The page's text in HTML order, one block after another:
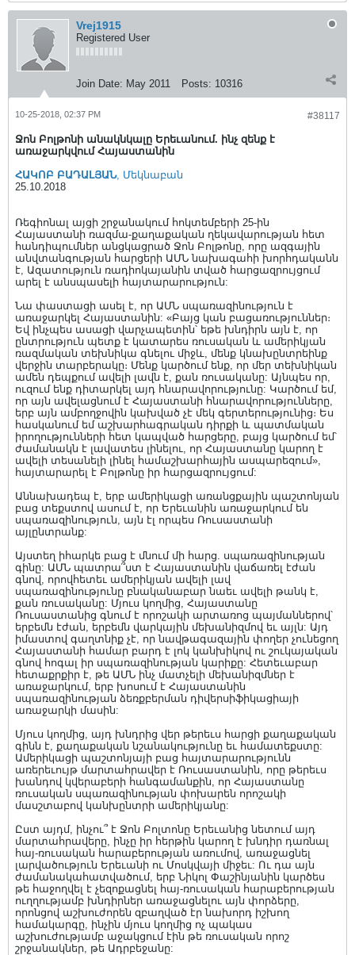
Vrej1915
Registered User
Join Date: May 2011 Posts: 10316
#38117
10-25-2018, 02:37 PM
Ջոն Բոլթոնի անակնկալը Երեւանում. ինչ զենք է
առաջարկվում Հայաստանին
ՀԱԿՈԲ ԲԱԴԱԼՅԱՆ, Մեկնաբան
25.10.2018
Ռեգիոնալ այցի շրջանակում հոկտեմբերի 25-ին
Հայաստանի ռազմա-քաղաքական ղեկավարության հետ
հանդիպումներ անցկացրած Ջոն Բոլթոնը, որը ազգային
անվտանգության հարցերի ԱՄՆ նախագահի խորհդականն
է, Ազատություն ռադիոկայանին տված հարցազրույցում
արել է անսպասելի հայտարարություն:
Նա փաստացի ասել է, որ ԱՄՆ սպառազինություն է
առաջարկել Հայաստանին: «Բայց կան բացառություններ։
Եվ ինչպես ասացի վարչապետին՝ եթե խնդիրն այն է, որ
ընտրություն պետք է կատարես ռուսական և ամերիկյան
ռազմական տեխնիկա գնելու միջև, մենք կնախընտրեինք
վերջին տարբերակը։ Մենք կարծում ենք, որ մեր տեխնիկան
ամեն դեպքում ավելի լավն է, քան ռուսականը: Այնպես որ,
ուզում ենք դիտարկել այդ հնարավորությունը: Կարծում եմ,
որ այն ավելացնում է Հայաստանի հնարավորությունները,
երբ այն ամբողջովին կախված չէ մեկ գերտերությունից։ Ես
հասկանում եմ աշխարհագրական դիրքի և պատմական
իրողությունների հետ կապված հարցերը, բայց կարծում եմ՝
ժամանակն է լավատես լինելու, որ Հայաստանը կարող է
ավելի տեսանելի լինել համաշխարհային ասպարեզում»,
հայտարարել է Բոլթոնը իր հարցազրույցում:
Աննախադեպ է, երբ ամերիկացի առանցքային պաշտոնյան
բաց տեքստով ասում է, որ Երեւանին առաջարկում են
սպառազինություն, այն էլ որպես Ռուսաստանի
այլընտրանք:
Այստեղ իհարկե բաց է մնում մի հարց. սպառազինության
գինը: ԱՄՆ պատրա՞ստ է Հայաստանին վաճառել էժան
գնով, որովհետեւ ամերիկյան ավելի լավ
սպառազինությունը բնականաբար նաեւ ավելի թանկ է,
քան ռուսականը: Մյուս կողմից, Հայաստանը
Ռուսաստանից գնում է որոշակի արտառոց պայմաններով՝
երբեմն էժան, երբեմն վարկային մեխանիզմով եւ այլն: Այդ
իմաստով գաղտնիք չէ, որ նավթագազային փողեր չունեցող
Հայաստանի համար բարդ է լոկ կանխիկով ու շուկայական
գնով հոգալ իր սպառազինության կարիքը: Հետեւաբար
հետաքրքիր է, թե ԱՄՆ ինչ մատչելի մեխանիզմներ է
առաջարկում, երբ խոսում է Հայաստանին
սպառազինության ձեռքբերման դիվերսիֆիկացիայի
առաջարկի մասին:
Մյուս կողմից, այդ խնդրից վեր թերեւս հարցի քաղաքական
գինն է, քաղաքական նշանակությունը եւ համատեքստը:
Ամերիկացի պաշտոնյայի բաց հայտարարությունն
առերեւույթ մարտահրավեր է Ռուսաստանին, որը թերեւս
խանդով կվերաբերի հանգամանքին, որ Հայաստանը
ռուսական սպառազինության փոխարեն որոշակի
մասշտաբով կանխընտրի ամերիկյանը:
Ըստ այդմ, ինչու՞ է Ջոն Բոլտոնը Երեւանից նետում այդ
մարտահրավերը, ինչը իր հերթին կարող է խնդիր դառնալ
հայ-ռուսական հարաբերության առումով, առաջացնել
լարվածություն Երեւանի ու Մոսկվայի միջեւ: Ու դա այն
ժամանակահատվածում, երբ Նիկոլ Փաշինյանին կարծես
թե հաջողվել է չեզոքացնել հայ-ռուսական հարաբերության
ուղղությամբ խնդիրներ առաջացնելու այն փորձերը,
որոնցով աշխուժորեն զբաղված էր նախորդ իշխող
համակարգը, ինչին մյուս կողմից ոչ պակաս
աշխուժությամբ աջակցում էին թե ռուսական որոշ
շրջանակներ, թե Ադրբեջանը: